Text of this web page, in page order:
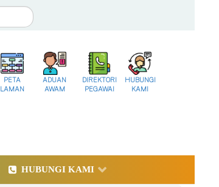
PETA
LAMAN
ADUAN
AWAM
DIREKTORI
PEGAWAI
HUBUNGI
KAMI
HUBUNGI KAMI